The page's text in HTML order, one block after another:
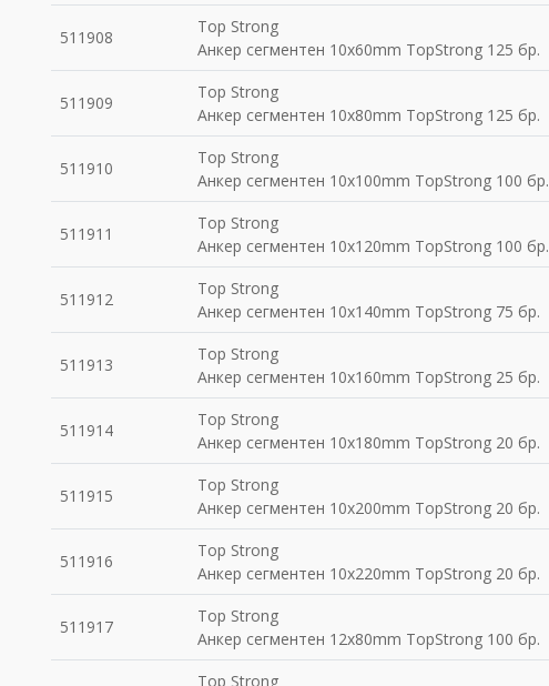
511908
Top Strong
Анкер сегментен 10x60mm TopStrong 125 бр.
511909
Top Strong
Анкер сегментен 10x80mm TopStrong 125 бр.
511910
Top Strong
Анкер сегментен 10x100mm TopStrong 100 бр.
511911
Top Strong
Анкер сегментен 10x120mm TopStrong 100 бр.
511912
Top Strong
Анкер сегментен 10x140mm TopStrong 75 бр.
511913
Top Strong
Анкер сегментен 10x160mm TopStrong 25 бр.
511914
Top Strong
Анкер сегментен 10x180mm TopStrong 20 бр.
511915
Top Strong
Анкер сегментен 10x200mm TopStrong 20 бр.
511916
Top Strong
Анкер сегментен 10x220mm TopStrong 20 бр.
511917
Top Strong
Анкер сегментен 12x80mm TopStrong 100 бр.
Top Strong